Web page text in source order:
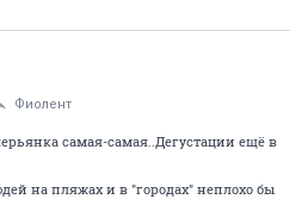
Фиолент
самая-самая..Дегустации ещё в
на пляжах и в "городах" неплохо бы